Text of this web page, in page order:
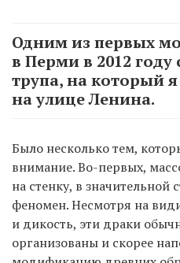
Одним из первых
в Перми в 2012
трупа, на который
на улице Ленина.
Было несколько тем,
внимание. Во-первых,
на стенку, в значительной
феномен. Несмотря на
и дикость, эти драки
организованы и скорее